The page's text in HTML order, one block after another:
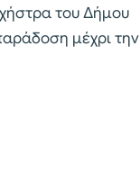
του Δήμου
μέχρι την